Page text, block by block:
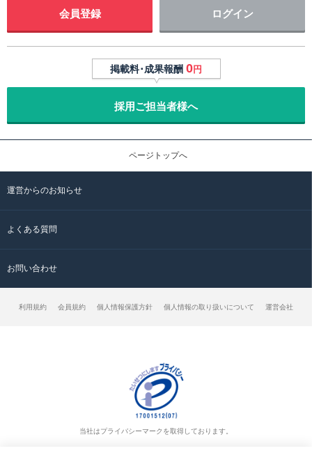
会員登録 ログイン
掲載料･成果報酬 0円
採用ご担当者様へ
ページトップへ
運営からのお知らせ
よくある質問
お問い合わせ
利用規約 会員規約 個人情報保護方針 個人情報の取り扱いについて 運営会社
当社はプライバシーマークを取得しております。